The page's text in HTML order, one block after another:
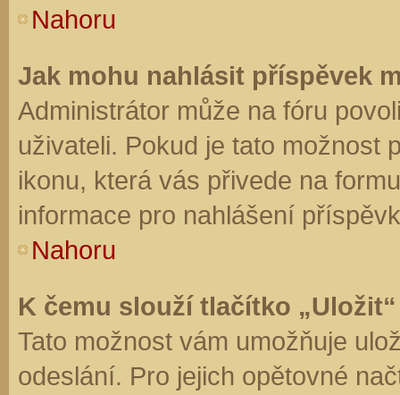
Nahoru
Jak mohu nahlásit příspěvek
Administrátor může na fóru
uživateli. Pokud je tato možnost
ikonu, která vás přivede na
informace pro nahlášení
Nahoru
K čemu slouží tlačítko
Tato možnost vám umožňuje
odeslání. Pro jejich opětovné